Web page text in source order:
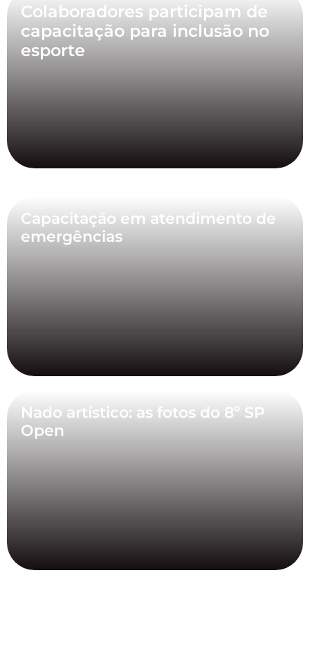
Colaboradores participam de
capacitação para inclusão no
esporte
Capacitação em atendimento de
emergências
Nado artístico: as fotos do 8º SP
Open